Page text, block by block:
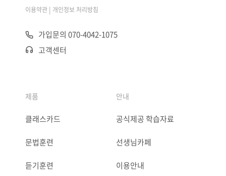
이용약관 | 개인정보 처리방침
가입문의 070-4042-1075
고객센터
제품
클래스카드
문법훈련
듣기훈련
안내
공식제공 학습자료
선생님카페
이용안내